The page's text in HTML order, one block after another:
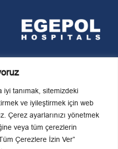
tanımak, sitemizdeki
ve iyileştirmek için web
Çerez ayarlarınızı yönetmek
veya tüm çerezlerin
Çerezlere İzin Ver”
Tarihi